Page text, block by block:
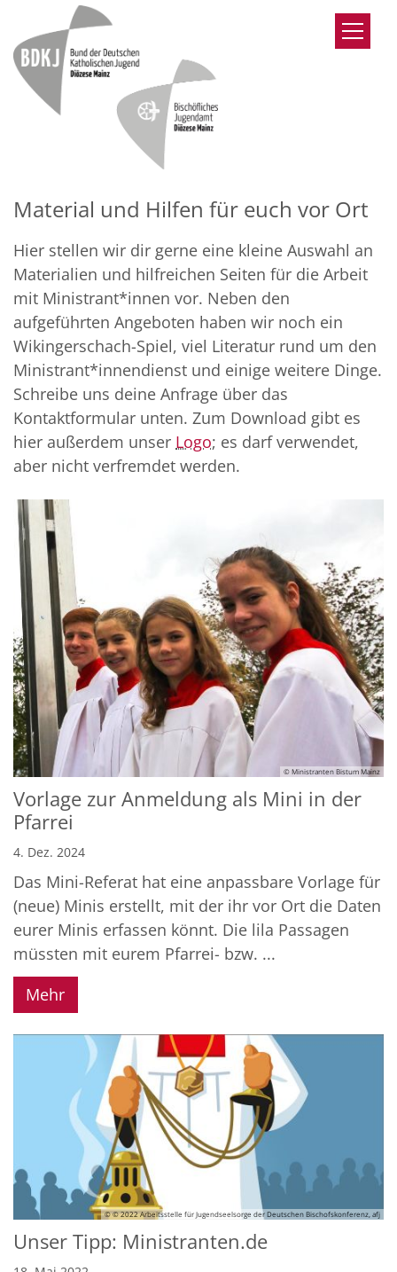
Zum Inhalt springen
Material und Hilfen für euch vor Ort
Hier stellen wir dir gerne eine kleine Auswahl an
Materialien und hilfreichen Seiten für die Arbeit
mit Ministrant*innen vor. Neben den
aufgeführten Angeboten haben wir noch ein
Wikingerschach-Spiel, viel Literatur rund um den
Ministrant*innendienst und einige weitere Dinge.
Schreibe uns deine Anfrage über das
Kontaktformular unten. Zum Download gibt es
hier außerdem unser Logo; es darf verwendet,
aber nicht verfremdet werden.
© Ministranten Bistum Mainz
Vorlage zur Anmeldung als Mini in der
Pfarrei
4. Dez. 2024
Das Mini-Referat hat eine anpassbare Vorlage für
(neue) Minis erstellt, mit der ihr vor Ort die Daten
eurer Minis erfassen könnt. Die lila Passagen
müssten mit eurem Pfarrei- bzw. ...
Mehr
© © 2022 Arbeitsstelle für Jugendseelsorge der Deutschen Bischofskonferenz, afj
Unser Tipp: Ministranten.de